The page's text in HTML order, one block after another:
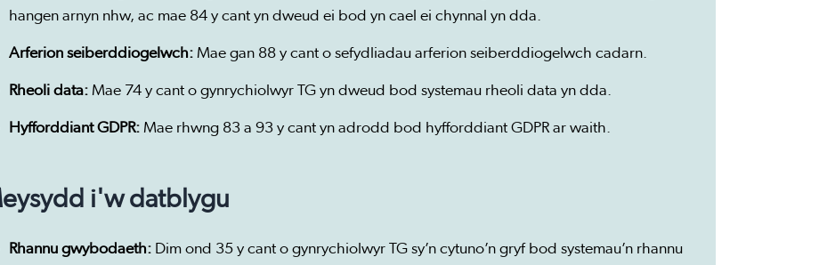
hangen arnyn nhw, ac mae 84 y cant yn dweud ei bod yn cael ei chynnal yn dda.
Arferion seiberddiogelwch: Mae gan 88 y cant o sefydliadau arferion seiberddiogelwch cadarn.
Rheoli data: Mae 74 y cant o gynrychiolwyr TG yn dweud bod systemau rheoli data yn dda.
Hyfforddiant GDPR: Mae rhwng 83 a 93 y cant yn adrodd bod hyfforddiant GDPR ar waith.
i'w datblygu
Rhannu gwybodaeth: Dim ond 35 y cant o gynrychiolwyr TG sy’n cytuno’n gryf bod systemau’n rhannu